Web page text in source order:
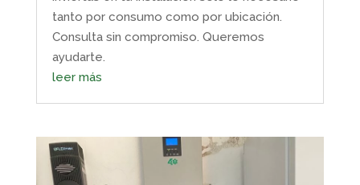
tanto por consumo como por ubicación.
Consulta sin compromiso. Queremos
ayudarte.
leer más